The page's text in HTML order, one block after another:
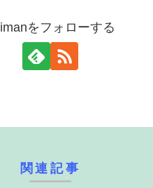
をフォローする
関連記事